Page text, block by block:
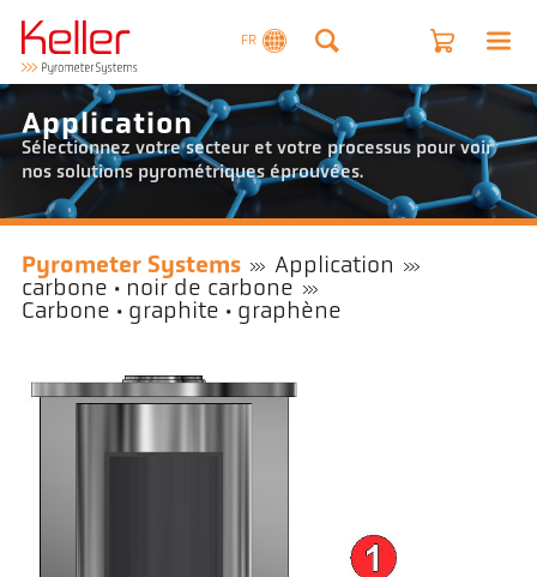
FR
Application
Sélectionnez votre secteur et votre processus pour voir
nos solutions pyrométriques éprouvées.
Pyrometer Systems
Application
carbone · noir de carbone
Carbone · graphite · graphène